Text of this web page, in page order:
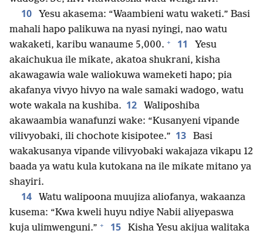
10
Yesu akasema: “Waambieni watu waketi.” Basi
mahali hapo palikuwa na nyasi nyingi, nao watu
wakaketi, karibu wanaume 5,000. + 11
Yesu
akaichukua ile mikate, akatoa shukrani, kisha
akawagawia wale waliokuwa wameketi hapo; pia
akafanya vivyo hivyo na wale samaki wadogo, watu
wote wakala na kushiba. 12
Waliposhiba
akawaambia wanafunzi wake: “Kusanyeni vipande
vilivyobaki, ili chochote kisipotee.” 13
Basi
wakakusanya vipande vilivyobaki wakajaza vikapu 12
baada ya watu kula kutokana na ile mikate mitano ya
shayiri.
14
Watu walipoona muujiza aliofanya, wakaanza
kusema: “Kwa kweli huyu ndiye Nabii aliyepaswa
kuja ulimwenguni.” + 15
Kisha Yesu akijua walitaka